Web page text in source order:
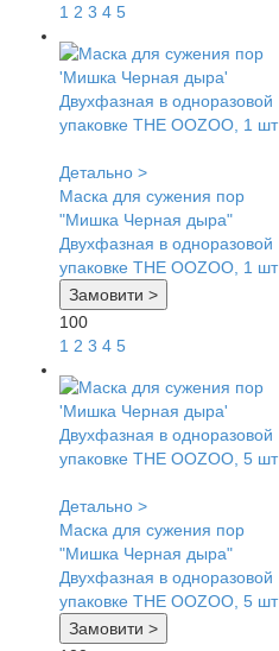
1 2 3 4 5
Детально >
Маска для сужения пор
"Мишка Черная дыра"
Двухфазная в одноразовой
упаковке THE OOZOO, 1 шт
Замовити >
100
1 2 3 4 5
Детально >
Маска для сужения пор
"Мишка Черная дыра"
Двухфазная в одноразовой
упаковке THE OOZOO, 5 шт
Замовити >